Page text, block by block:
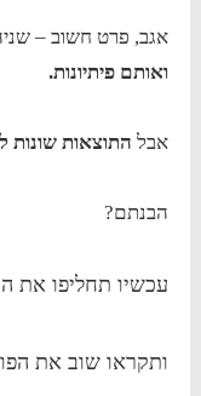
אגב, פרט חשוב –
ואותם פיתיונות.
אבל התוצאות שונות
הבנתם?
עכשיו תחליפו את
ותקראו שוב את